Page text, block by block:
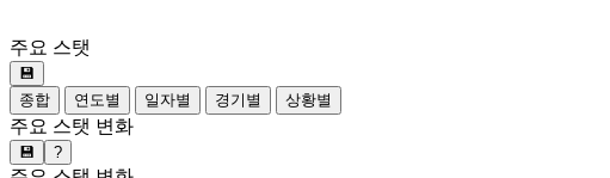
주요 스탯
💾
종합
연도별 일자별 경기별 상황별
주요 스탯 변화
💾 ?